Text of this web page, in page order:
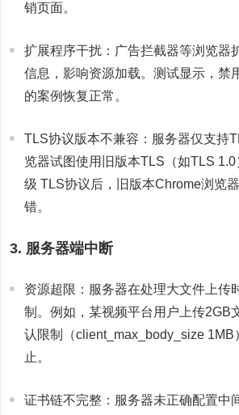
销页面。
扩展程序干扰：广告拦截器等浏览器
信息，影响资源加载。测试显示，禁
的案例恢复正常。
TLS协议版本不兼容：服务器仅支持
览器试图使用旧版本TLS（如TLS
级 TLS协议后，旧版本Chrome浏览
错。
3. 服务器端中断
资源超限：服务器在处理大文件上传
制。例如，某视频平台用户上传2GB
认限制（client_max_body_size 1MB
止。
证书链不完整：服务器未正确配置中